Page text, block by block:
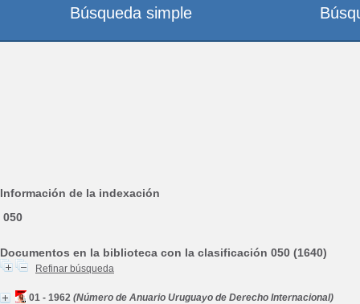
Información de la indexación
050
Documentos en la biblioteca con la clasificación 050 (1640)
Refinar búsqueda
01 - 1962 (Número de Anuario Uruguayo de Derecho Internacional)
Búsqueda simple